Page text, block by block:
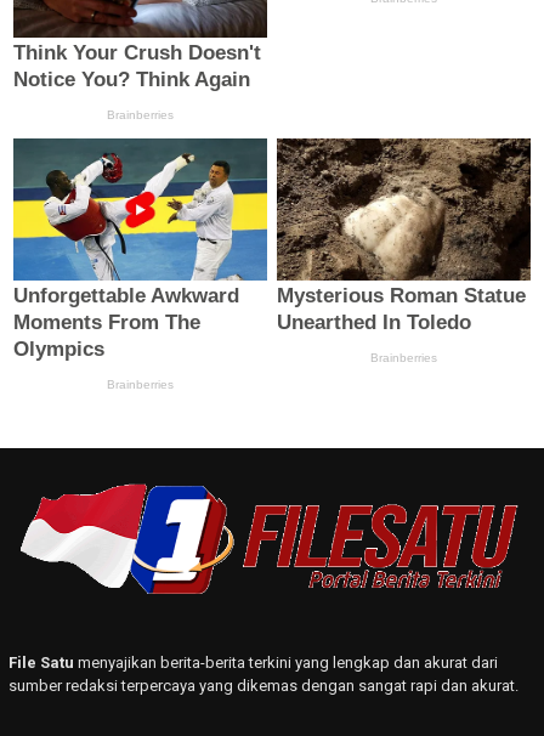
File Satu menyajikan berita-berita terkini yang lengkap dan akurat dari
sumber redaksi terpercaya yang dikemas dengan sangat rapi dan akurat.